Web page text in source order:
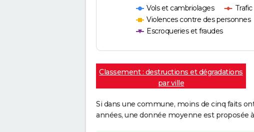
Vols et cambriolages
Violences contre des personnes
Escroqueries et fraudes
Classement : destructions et dégradations
par ville
Si dans une commune, moins de cinq faits
années, une donnée moyenne est proposée à